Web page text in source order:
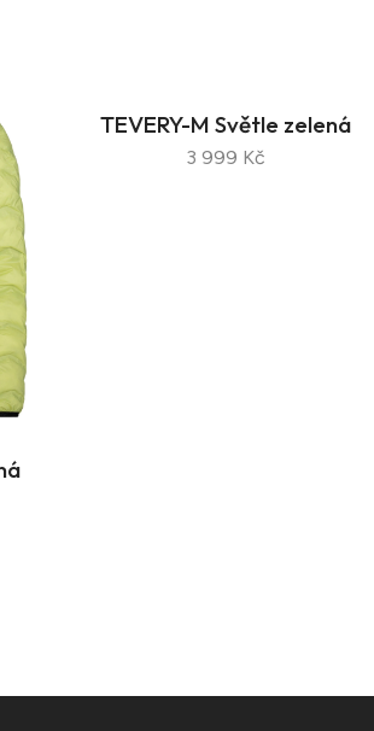
TEVERY-M Světle zelená
3 999 Kč